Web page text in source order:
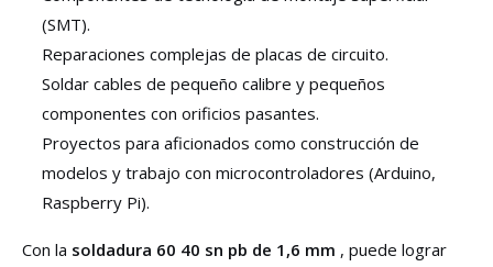
(SMT).
Reparaciones complejas de placas de circuito.
Soldar cables de pequeño calibre y pequeños
componentes con orificios pasantes.
Proyectos para aficionados como construcción de
modelos y trabajo con microcontroladores (Arduino,
Raspberry Pi).
Con la soldadura 60 40 sn pb de 1,6 mm , puede lograr